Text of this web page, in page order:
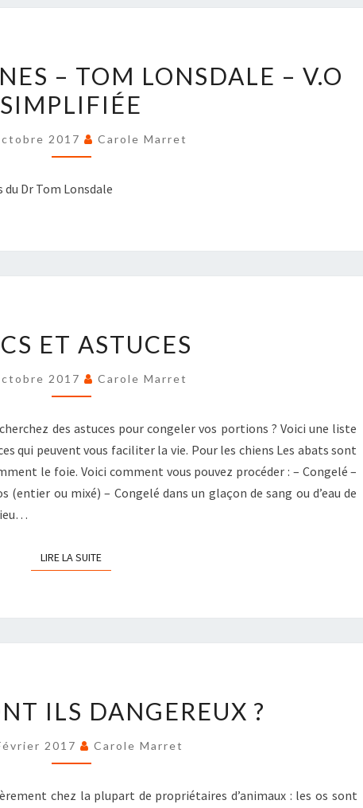
MEATY
BONES
TOM
LONSDALE
–
– TOM LONSDALE – V.O
SIMPLIFIÉE
2017 Carole Marret
du Dr Tom Lonsdale
ET
ET ASTUCES
2017 Carole Marret
des astuces pour congeler vos portions ? Voici une liste
qui peuvent vous faciliter la vie. Pour les chiens Les abats sont
le foie. Voici comment vous pouvez procéder : – Congelé –
(entier ou mixé) – Congelé dans un glaçon de sang ou d’eau de
LIRE LA SUITELIRE LA SUITE
OS
ILS
?
ILS DANGEREUX ?
2017 Carole Marret
chez la plupart de propriétaires d’animaux : les os sont